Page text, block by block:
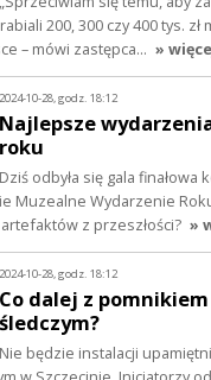
200, 300 czy 400 tys. zł
– mówi zastępca… »
2024-10-28, godz. 18:12
Najlepsze
roku
Dziś odbyła się gala finałowa
Muzealne Wydarzenie
z przeszłości? »
2024-10-28, godz. 18:12
Co dalej z
śledczym?
Nie będzie instalacji